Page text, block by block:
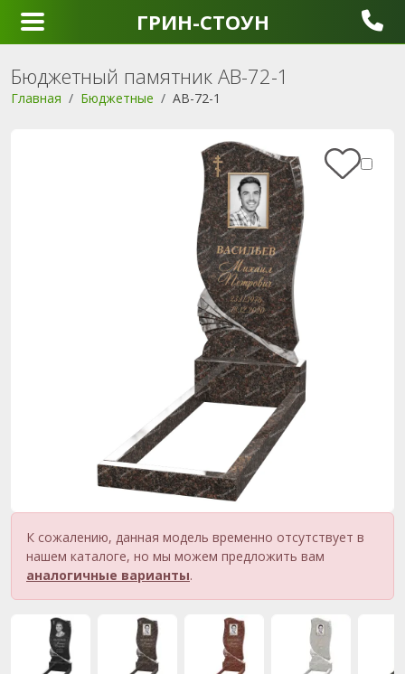
ГРИН-СТОУН
Бюджетный памятник AB-72-1
Главная Бюджетные AB-72-1
К сожалению, данная модель временно отсутствует в
нашем каталоге, но мы можем предложить вам
аналогичные варианты.